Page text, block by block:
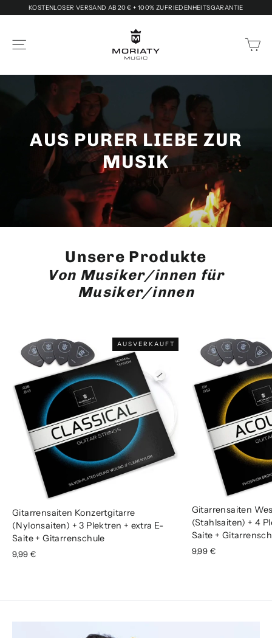
Direkt
Inhalt
KOSTENLOSER VERSAND AB 20 € + 100% ZUFRIEDENHEITSGARANTIE
MORIATY
Music
AUS PURER LIEBE ZUR
MUSIK
Unsere Produkte
Von Musiker/innen für
Musiker/innen
AUSVERKAUFT
Gitarrensaiten Konzertgitarre
(Nylonsaiten) + 3 Plektren + extra E-
Saite + Gitarrenschule
9,99 €
Gitarrensaiten
(Stahlsaiten) + 4
Saite +
9,99 €